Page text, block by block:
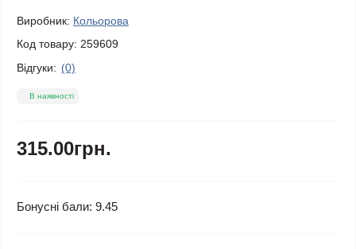
Виробник: Кольорова
Код товару: 259609
Відгуки: (0)
В наявності
315.00грн.
Бонусні бали: 9.45